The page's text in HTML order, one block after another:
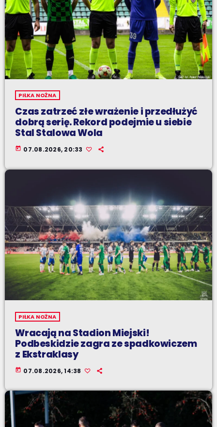
PIŁKA NOŻNA
Czas zatrzeć złe wrażenie i przedłużyć
dobrą serię. Rekord podejmie u siebie
Stal Stalowa Wola
today 07.08.2026, 20:33
PIŁKA NOŻNA
Wracają na Stadion Miejski!
Podbeskidzie zagra ze spadkowiczem
z Ekstraklasy
today 07.08.2026, 14:38